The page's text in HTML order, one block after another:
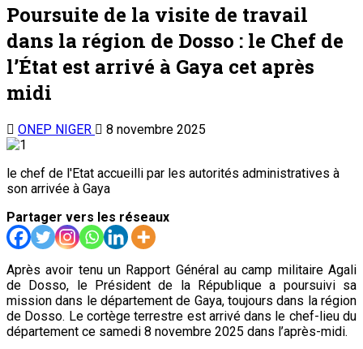
Poursuite de la visite de travail
dans la région de Dosso : le Chef de
l’État est arrivé à Gaya cet après
midi
ONEP NIGER 8 novembre 2025
le chef de l'Etat accueilli par les autorités administratives à
son arrivée à Gaya
Partager vers les réseaux
Après avoir tenu un Rapport Général au camp militaire Agali
de Dosso, le Président de la République a poursuivi sa
mission dans le département de Gaya, toujours dans la région
de Dosso. Le cortège terrestre est arrivé dans le chef-lieu du
département ce samedi 8 novembre 2025 dans l’après-midi.